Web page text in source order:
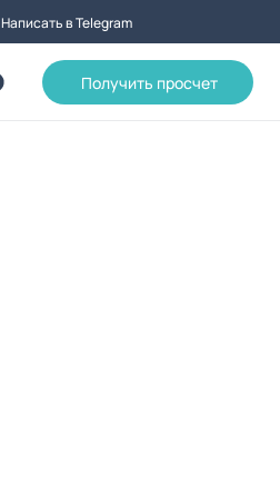
Написать в Telegram
Получить просчет